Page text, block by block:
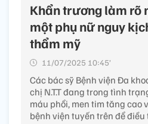
Khẩn trương làm rõ
một phụ nữ nguy
thẩm mỹ
11/07/2025 10:45’
Các bác sỹ Bệnh viện Đa
chị N.T.T đang trong tình
máu phổi, men tim tăng cao
bệnh viện tuyến trên để điều